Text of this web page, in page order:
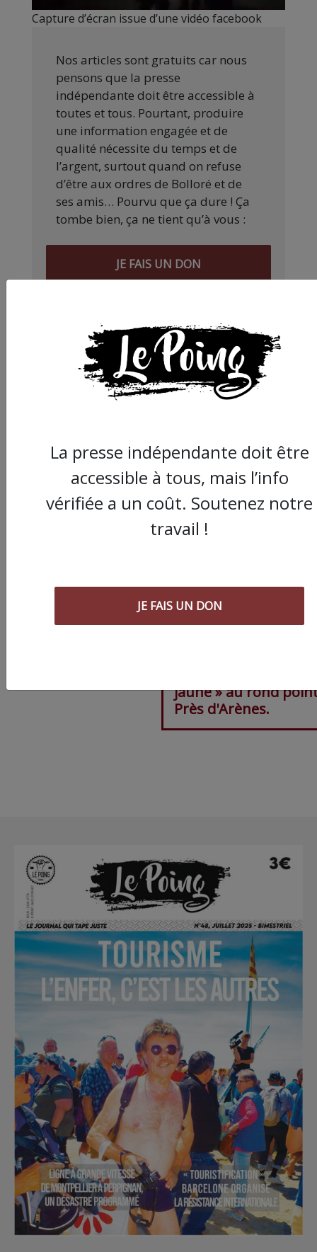
Capture d’écran issue d’une vidéo facebook
Nos articles sont gratuits car nous
pensons que la presse
indépendante doit être accessible à
toutes et tous. Pourtant, produire
une information engagée et de
qualité nécessite du temps et de
l’argent, surtout quand on refuse
d’être aux ordres de Bolloré et de
ses amis… Pourvu que ça dure ! Ça
tombe bien, ça ne tient qu’à vous :
JE FAIS UN DON
Partager
ARTICLE SUIVANT :
jaune » au rond
Près d'Arènes.
La presse indépendante doit être
accessible à tous, mais l’info
vérifiée a un coût. Soutenez notre
travail !
JE FAIS UN DON